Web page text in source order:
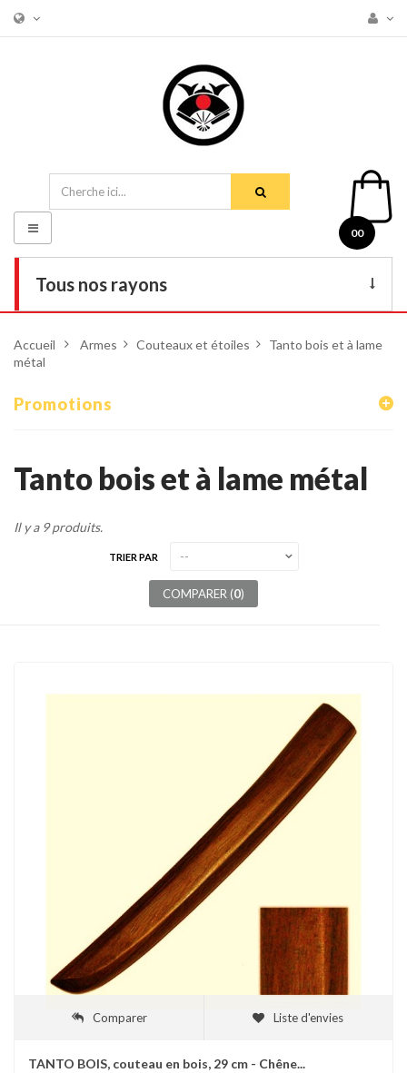
00
Tous nos rayons
Armes
Chaussures
Cible de frappe
Basculer
la
navigation
Accueil > Armes > Couteaux et étoiles > Tanto bois et à lame
métal
Promotions
Tanto bois et à lame métal
Il y a 9 produits.
TRIER PAR
COMPARER (0)
Comparer Liste d'envies
TANTO BOIS, couteau en bois, 29 cm - Chêne...